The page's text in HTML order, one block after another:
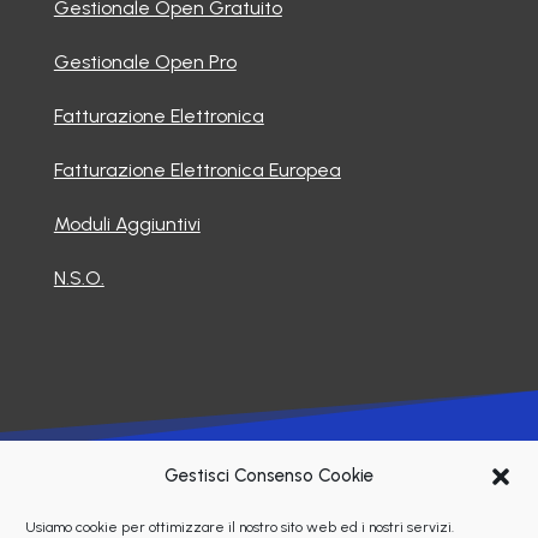
Gestisci Consenso Cookie
Usiamo cookie per ottimizzare il nostro sito web ed i nostri servizi.
Gestionale Open Gratuito
Gestionale Open Pro
Fatturazione Elettronica
Fatturazione Elettronica Europea
Moduli Aggiuntivi
N.S.O.
©2026 Soluzioni Informatiche Srl